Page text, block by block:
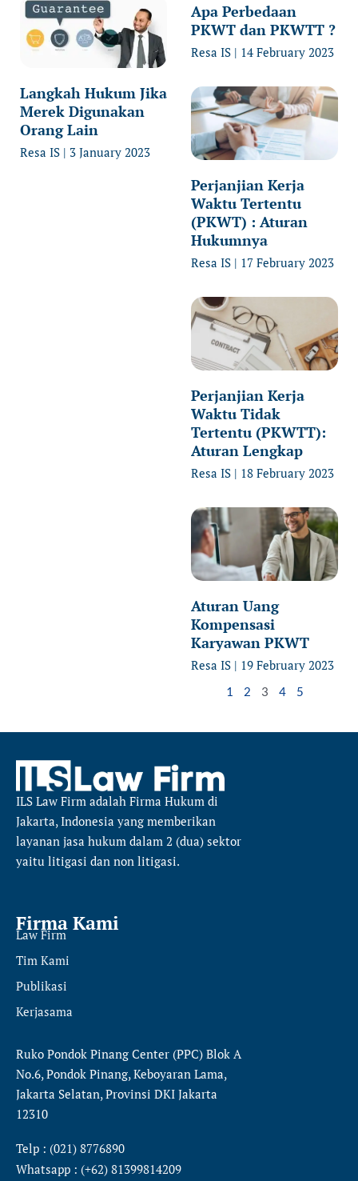
Langkah Hukum Jika
Merek Digunakan
Orang Lain
Resa IS 3 January 2023
Apa Perbedaan
PKWT dan PKWTT ?
Resa IS 14 February 2023
Perjanjian Kerja
Waktu Tertentu
(PKWT) : Aturan
Hukumnya
Resa IS 17 February 2023
Perjanjian Kerja
Waktu Tidak
Tertentu (PKWTT):
Aturan Lengkap
Resa IS 18 February 2023
Aturan Uang
Kompensasi
Karyawan PKWT
Resa IS 19 February 2023
1 2 3 4 5
ILS Law Firm adalah Firma Hukum di
Jakarta, Indonesia yang memberikan
layanan jasa hukum dalam 2 (dua) sektor
yaitu litigasi dan non litigasi.
Firma Kami
Law Firm
Tim Kami
Publikasi
Kerjasama
Ruko Pondok Pinang Center (PPC) Blok A
No.6, Pondok Pinang, Keboyaran Lama,
Jakarta Selatan, Provinsi DKI Jakarta
12310
Telp : (021) 8776890
Whatsapp : (+62) 81399814209